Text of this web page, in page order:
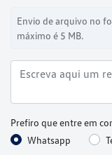
Envio de arquivo no
máximo é 5 MB.
Prefiro que entre em
Whatsapp